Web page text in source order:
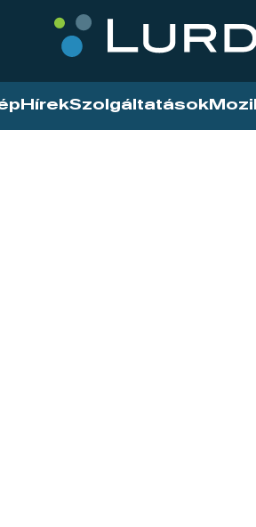
HírekSzolgáltatások Mozi